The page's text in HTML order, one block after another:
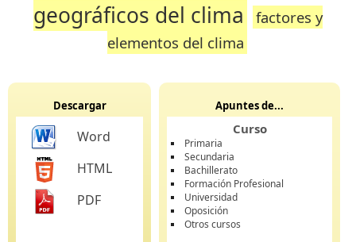
geográficos del clima
factores y
elementos del clima
Descargar
Word
HTML
PDF
Apuntes de...
Curso
Primaria
Secundaria
Bachillerato
Formación Profesional
Universidad
Oposición
Otros cursos